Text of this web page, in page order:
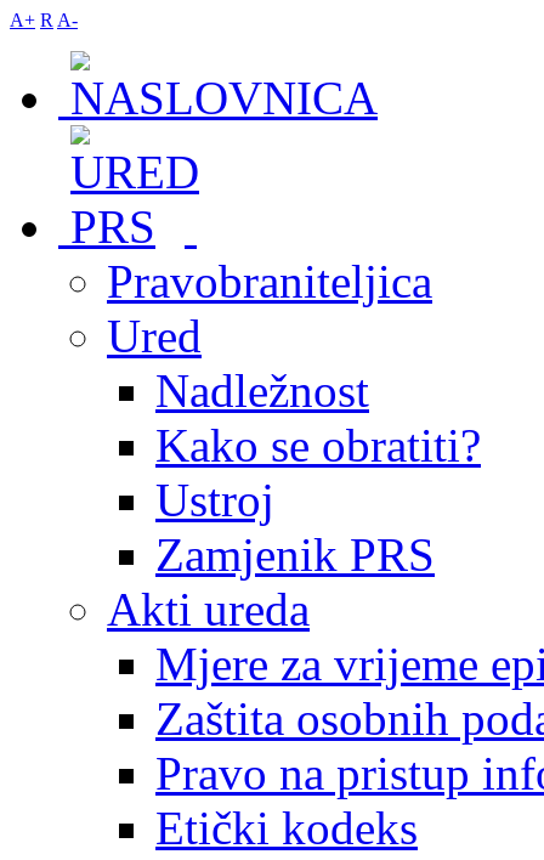
A+ R A-
Pravobraniteljica
Ured
Nadležnost
Kako se obratiti?
Ustroj
Zamjenik PRS
Akti ureda
Mjere za vrijeme
Zaštita osobnih
Pravo na pristup
Etički kodeks